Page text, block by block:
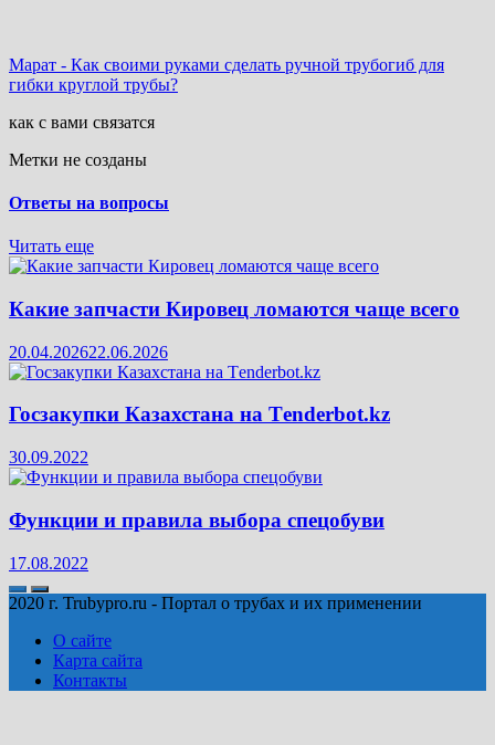
Марат - Как своими руками сделать ручной трубогиб для
гибки круглой трубы?
как с вами связатся
Метки не созданы
Ответы на вопросы
Читать еще
Какие запчасти Кировец ломаются чаще всего
20.04.202622.06.2026
Госзакупки Казахстана на Тenderbot.kz
30.09.2022
Функции и правила выбора спецобуви
17.08.2022
2020 г. Trubypro.ru - Портал о трубах и их применении
О сайте
Карта сайта
Контакты